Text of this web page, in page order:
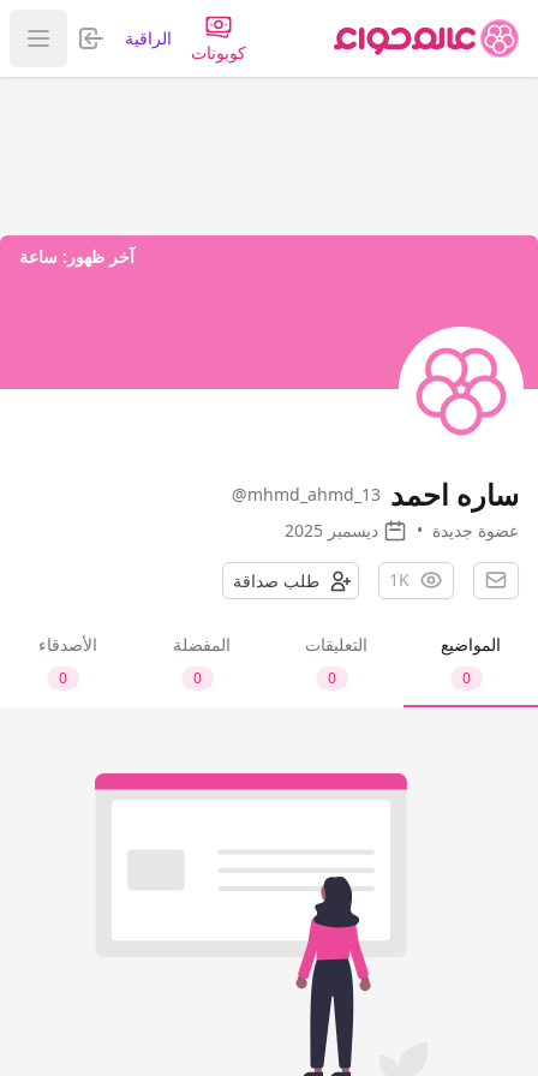
كوبونات
الراقية تسجيل
عرض
آخر ظهور: ساعة
ساره احمد @mhmd_ahmd_13
عضوة جديدة • ديسمبر 2025
1K طلب صداقة
المواضيع
0
التعليقات
0
المفضلة
0
الأصدقاء
0